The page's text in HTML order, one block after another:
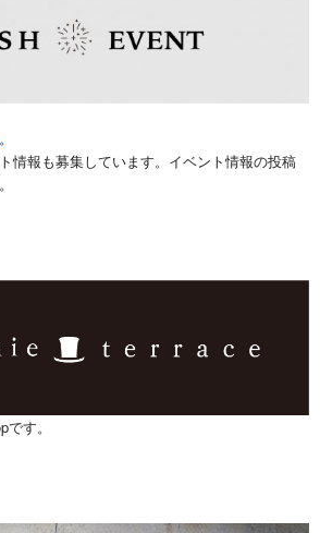
。
情報も募集しています。イベント情報の投稿
す。